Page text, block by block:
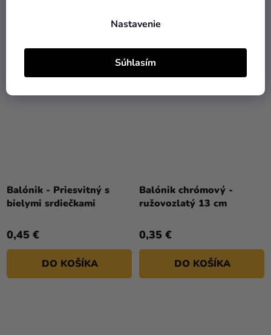
Nastavenie
Súhlasím
Balónik - Priesvitný s
bielymi srdiečkami
0,45 €
DO KOŠÍKA
Balónik chrómový -
ružovozlatý 13 cm
0,35 €
DO KOŠÍKA